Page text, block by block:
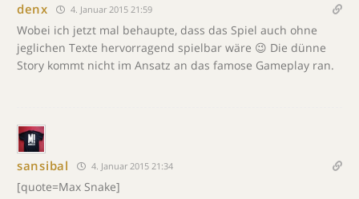
denx 4. Januar 2015 21:59
Wobei ich jetzt mal behaupte, dass das Spiel auch ohne
jeglichen Texte hervorragend spielbar wäre 😉 Die dünne
Story kommt nicht im Ansatz an das famose Gameplay ran.
sansibal 4. Januar 2015 21:34
[quote=Max Snake]